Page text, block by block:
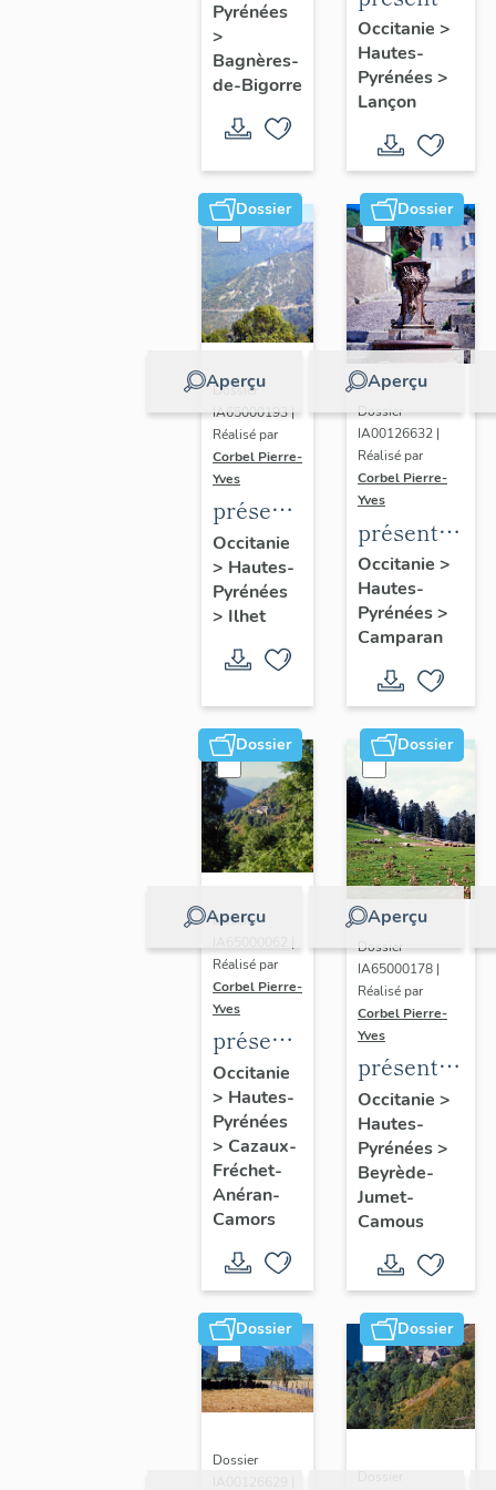
de
Bagnères-
de-
Bigorre
Pyrénées
>
Bagnères-
de-Bigorre
de la
commune
Occitanie >
Hautes-
Pyrénées>
Lançon
Dossier
Aperçu
Dossier
IA65000193 |
Réalisé par
Corbel Pierre-
Yves
présentation
de la
commune
Occitanie
> Hautes-
Pyrénées
> Ilhet
Dossier
Aperçu
Dossier
IA00126632 |
Réalisé par
Corbel Pierre-
Yves
présentation
de la
commune
Occitanie >
Hautes-
Pyrénées>
Camparan
Dossier
Aperçu
Dossier
Réalisé par
Corbel Pierre-
Yves
présentation
de la
commune
Occitanie
> Hautes-
Pyrénées
> Cazaux-
Fréchet-
Anéran-
Camors
Dossier
Aperçu
Dossier
IA65000178 |
Réalisé par
Corbel Pierre-
Yves
présentation
de la
commune
Occitanie >
Hautes-
Pyrénées>
Beyrède-
Jumet-
Camous
Dossier
Dossier
Dossier